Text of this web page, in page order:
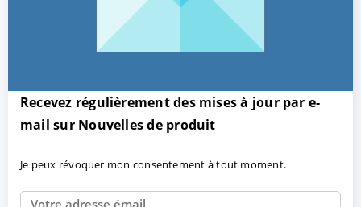
Recevez régulièrement des mises à jour par e-
mail sur Nouvelles de produit
Je peux révoquer mon consentement à tout moment.
Mentions légales Protection des données